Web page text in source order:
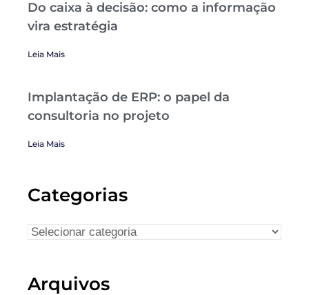
Do caixa à decisão: como a informação
vira estratégia
Leia Mais
Implantação de ERP: o papel da
consultoria no projeto
Leia Mais
Categorias
Arquivos